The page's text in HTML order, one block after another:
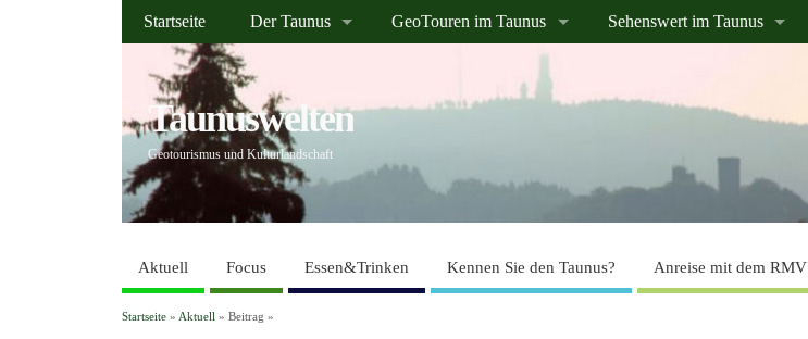
Startseite Der Taunus GeoTouren im Taunus Sehenswert im Taunus
Taunuswelten
Geotourismus und Kulturlandschaft
Aktuell Focus Essen&Trinken Kennen Sie den Taunus? Anreise mit dem RMV
Startseite » Aktuell » Beitrag »